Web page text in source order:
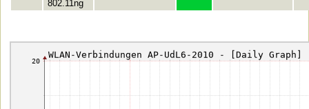
802.11ng